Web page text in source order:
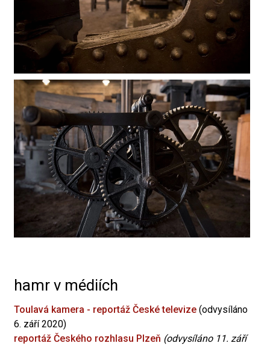
hamr v médiích
Toulavá kamera - reportáž České televize (odvysíláno
6. září 2020)
reportáž Českého rozhlasu Plzeň (odvysíláno 11. září